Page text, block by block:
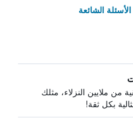
الشائعة
من ملايين النزلاء، مثلك
بكل ثقة!